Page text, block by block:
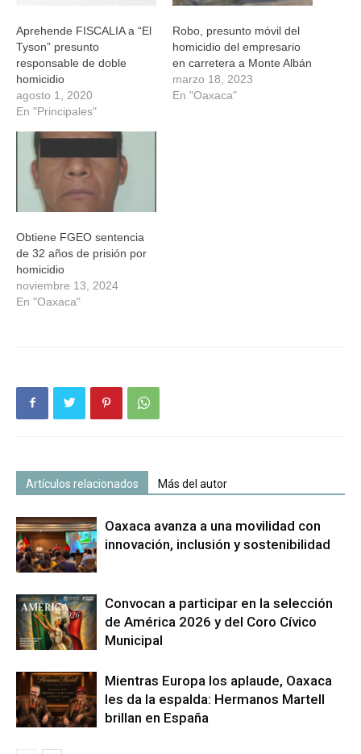
Aprehende FISCALIA a “El
Tyson” presunto
responsable de doble
homicidio
agosto 1, 2020
En "Principales"
Robo, presunto móvil del
homicidio del empresario
en carretera a Monte Albán
marzo 18, 2023
En "Oaxaca"
Obtiene FGEO sentencia
de 32 años de prisión por
homicidio
noviembre 13, 2024
En "Oaxaca"
Artículos relacionados Más del autor
Oaxaca avanza a una movilidad con
innovación, inclusión y sostenibilidad
Convocan a participar en la selección
de América 2026 y del Coro Cívico
Municipal
Mientras Europa los aplaude, Oaxaca
les da la espalda: Hermanos Martell
brillan en España